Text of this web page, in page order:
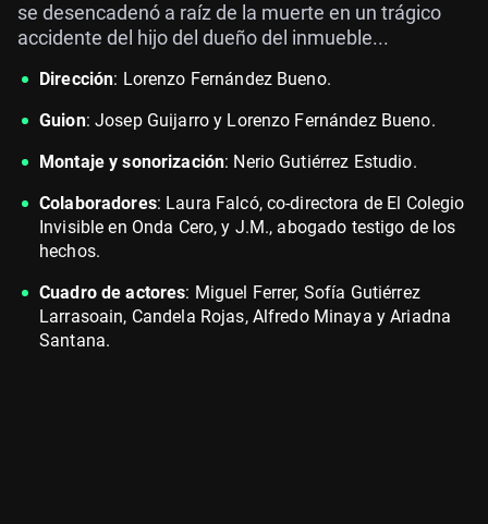
se desencadenó a raíz de la muerte en un trágico
accidente del hijo del dueño del inmueble...
Dirección: Lorenzo Fernández Bueno.
Guion: Josep Guijarro y Lorenzo Fernández Bueno.
Montaje y sonorización: Nerio Gutiérrez Estudio.
Colaboradores: Laura Falcó, co-directora de El Colegio
Invisible en Onda Cero, y J.M., abogado testigo de los
hechos.
Cuadro de actores: Miguel Ferrer, Sofía Gutiérrez
Larrasoain, Candela Rojas, Alfredo Minaya y Ariadna
Santana.